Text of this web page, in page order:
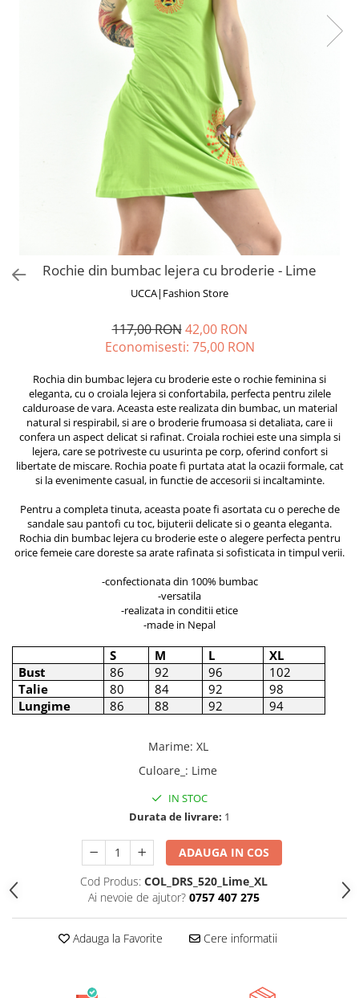
Rucsacuri Mari cu Print
ACCESORII
Genți și Borsete
PRODUSE DE RELAXARE
ACCESORII DE IARNĂ
Căciuli
Eșarfe
Bentițe
Mănuși
Jambiere din Lână
Eșarfe Cașmir
Rochie din bumbac lejera cu broderie - Lime
UCCA|Fashion Store
117,00 RON 42,00 RON
Economisesti: 75,00 RON
Rochia din bumbac lejera cu broderie este o rochie feminina si
eleganta, cu o croiala lejera si confortabila, perfecta pentru zilele
calduroase de vara. Aceasta este realizata din bumbac, un material
natural si respirabil, si are o broderie frumoasa si detaliata, care ii
confera un aspect delicat si rafinat. Croiala rochiei este una simpla si
lejera, care se potriveste cu usurinta pe corp, oferind confort si
libertate de miscare. Rochia poate fi purtata atat la ocazii formale, cat
si la evenimente casual, in functie de accesorii si incaltaminte.
Pentru a completa tinuta, aceasta poate fi asortata cu o pereche de
sandale sau pantofi cu toc, bijuterii delicate si o geanta eleganta.
Rochia din bumbac lejera cu broderie este o alegere perfecta pentru
orice femeie care doreste sa arate rafinata si sofisticata in timpul verii.
-confectionata din 100% bumbac
-versatila
-realizata in conditii etice
-made in Nepal
S M L
XL
Bust
86 92 96
102
Talie
80 84 92
98
Lungime
86 88 92 94
Marime: XL
Culoare_ : Lime
IN STOC
Durata de livrare: 1
ADAUGA IN COS
Cod Produs: COL_DRS_520_Lime_XL
Ai nevoie de ajutor? 0757 407 275
Adauga la Favorite Cere informatii